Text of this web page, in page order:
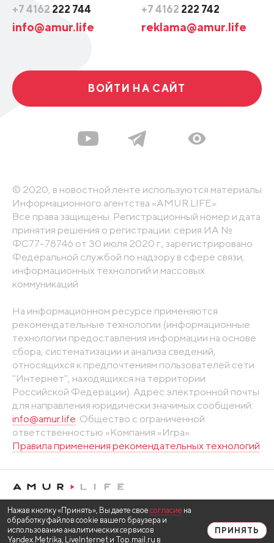
+7 4162 222 744
info@amur.life
+7 4162 222 742
reklama@amur.life
ВОЙТИ НА САЙТ
© 2020, в новостной ленте используются материалы
Информационного агентства «AMUR.LIFE».
Все права защищены. Регистрационный номер и дата
принятия решения о регистрации: серия ИА №
ФС77-78746 от 30 июля 2020 г., зарегистрировано
Федеральной службой по надзору в сфере связи,
информационных технологий и массовых
коммуникаций
На информационном ресурсе применяются
рекомендательные технологии (информационные
технологии предоставления информации на основе
сбора, систематизации и анализа сведений,
относящихся к предпочтениям пользователей сети
"Интернет", находящихся на территории
Российской Федерации). Адрес электронной почты
для направления юридически значимых сообщений:
info@amur.life. Общество с ограниченной
ответственностью «Компания «Игра».
Правила применения рекомендательных технологий
Нажав кнопку «Принять», Вы даете свое согласие на
обработку файлов cookie вашего браузера и
использование аналитических сервисов
Yandex.Metrika, LiveInternet и Top.mail.ru в
ПРИНЯТЬ